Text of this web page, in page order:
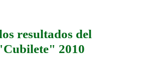
resultados del
2010